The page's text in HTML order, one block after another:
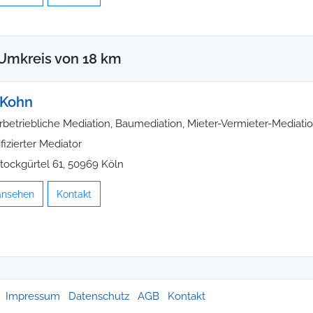
von 18 km
Mediation, Baumediation, Mieter-Vermieter-
Mediator
61, 50969 Köln
Kontakt
Impressum Datenschutz AGB Kontakt